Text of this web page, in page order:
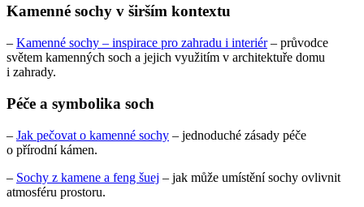
Kamenné sochy v širším kontextu
– Kamenné sochy – inspirace pro zahradu i interiér– průvodce
světem kamenných soch a jejich využitím v architektuře domu
i zahrady.
Péče a symbolika soch
– Jak pečovat o kamenné sochy – jednoduché zásady péče
o přírodní kámen.
– Sochy z kamene a feng šuej – jak může umístění sochy ovlivnit
atmosféru prostoru.